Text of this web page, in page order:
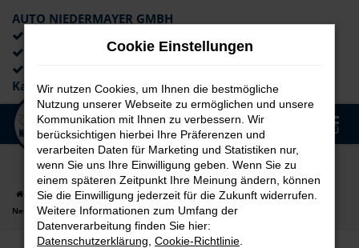
Zum
Hauptinhalt
springen
AUTO NIEDERMAYER GMBH
Lieferung an die Haustür
Kaufabwicklung
MENÜ
Startseite Nürnberg Audi Audi A3
Audi A3 für Nürnberg
Neuwagen Top Angebote
Cookie Einstellungen
Wir nutzen Cookies, um Ihnen die bestmögliche
Nutzung unserer Webseite zu ermöglichen und unsere
Kommunikation mit Ihnen zu verbessern. Wir
berücksichtigen hierbei Ihre Präferenzen und
verarbeiten Daten für Marketing und Statistiken nur,
wenn Sie uns Ihre Einwilligung geben. Wenn Sie zu
einem späteren Zeitpunkt Ihre Meinung ändern, können
Sie die Einwilligung jederzeit für die Zukunft widerrufen.
Weitere Informationen zum Umfang der
Datenverarbeitung finden Sie hier:
Datenschutzerklärung Cookie-Richtlinie